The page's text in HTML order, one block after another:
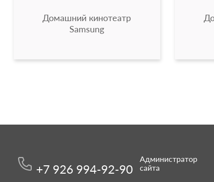
Домашний кинотеатр
Samsung
+7 926 994-92-90
Администратор
сайта